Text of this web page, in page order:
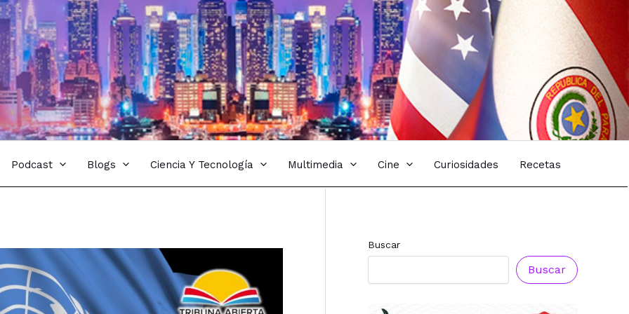
Podcast Blogs Ciencia Y Tecnología Multimedia Cine Curiosidades Recetas
Buscar
Buscar